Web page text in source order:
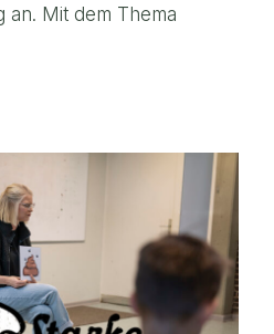
an. Mit dem Thema